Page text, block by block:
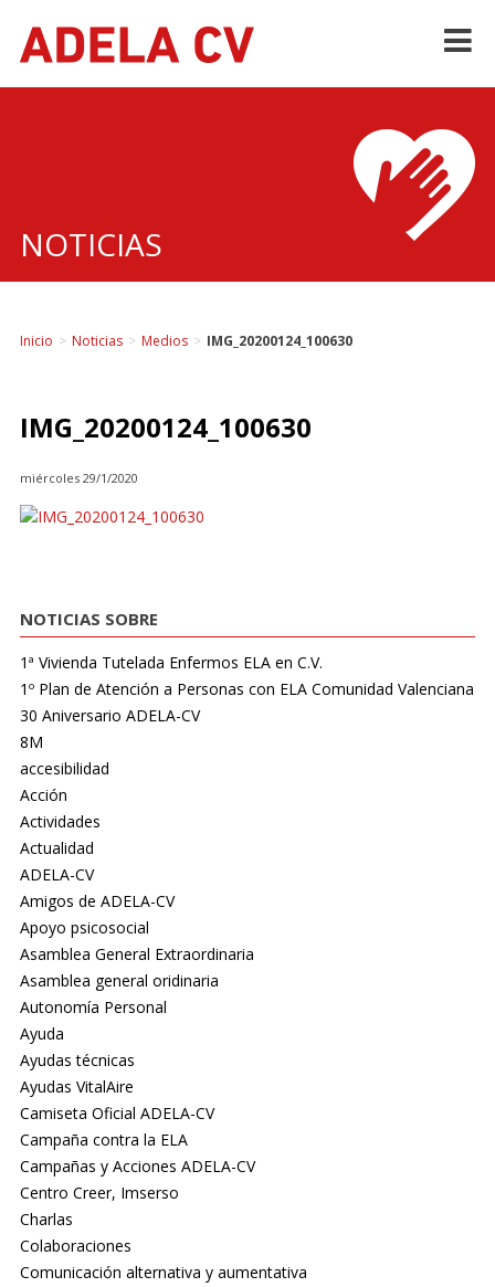
NOTICIAS
Inicio > Noticias > Medios > IMG_20200124_100630
IMG_20200124_100630
miércoles 29/1/2020
NOTICIAS SOBRE
1ª Vivienda Tutelada Enfermos ELA en C.V.
1º Plan de Atención a Personas con ELA Comunidad Valenciana
30 Aniversario ADELA-CV
8M
accesibilidad
Acción
Actividades
Actualidad
ADELA-CV
Amigos de ADELA-CV
Apoyo psicosocial
Asamblea General Extraordinaria
Asamblea general oridinaria
Autonomía Personal
Ayuda
Ayudas técnicas
Ayudas VitalAire
Camiseta Oficial ADELA-CV
Campaña contra la ELA
Campañas y Acciones ADELA-CV
Centro Creer, Imserso
Charlas
Colaboraciones
Comunicación alternativa y aumentativa